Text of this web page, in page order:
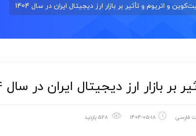
فارسی 1404-05-18